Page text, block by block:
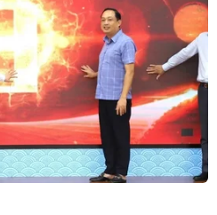
nóng gay gắt:
bảo vệ sức khỏe
tật Thành phố Hồ Chí Minh
người dân bảo vệ sức
của thời tiết nắng nóng